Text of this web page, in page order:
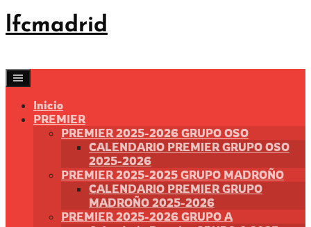
Saltar
al
lfcmadrid
Inicio
PREMIER
PREMIER 2025-2026 GRUPO OSO
CALENDARIO PREMIER GRUPO OSO
2025-2026
PREMIER 2025-2025 GRUPO MADROÑO
CALENDARIO PREMIER GRUPO
MADROÑO 2025-2026
PREMIER 2025-2026 GRUPO A